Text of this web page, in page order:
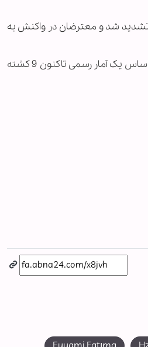
تشدید شد و معترضان در واکنش به
اعتراضات خشونت بار در بصره در جنوب عراق در حالی وارد سومین روز خود می شود که بر اساس یک آمار رسمی تاکنون 9 کشته